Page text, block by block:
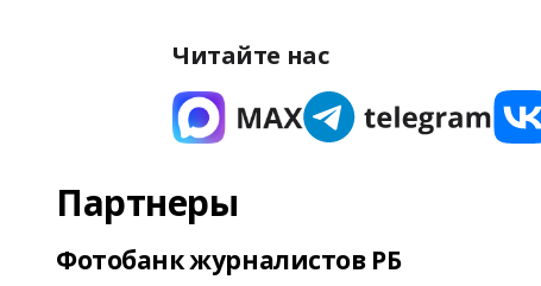
Читайте нас
Партнеры
Фотобанк журналистов РБ